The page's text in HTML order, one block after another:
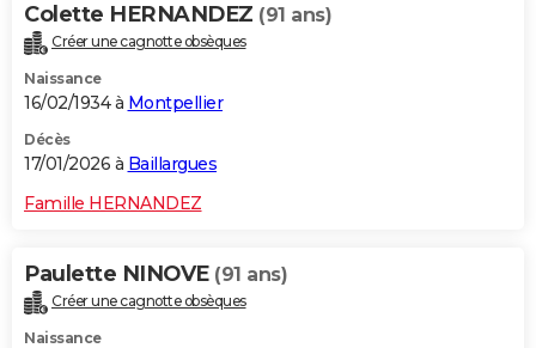
Colette HERNANDEZ (91 ans)
Créer une cagnotte obsèques
Naissance
16/02/1934 à Montpellier
Décès
17/01/2026 à Baillargues
Famille HERNANDEZ
Paulette NINOVE (91 ans)
Créer une cagnotte obsèques
Naissance